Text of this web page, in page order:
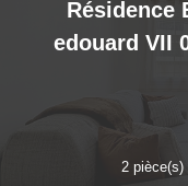
La
Résidence
edouard VII
2pièce(s)